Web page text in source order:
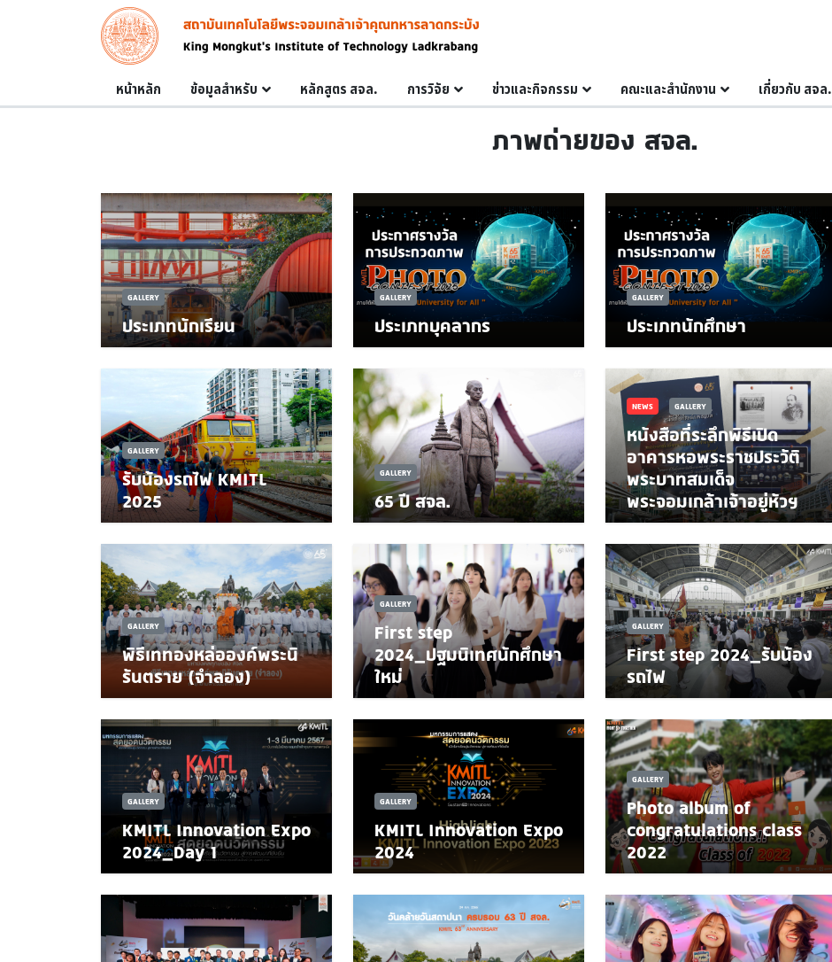
Skip to main content
Image
Main navigation
หน้าหลัก ข้อมูลสำหรับ หลักสูตร สจล. การวิจัย ข่าวและกิจกรรม คณะและสำนักงาน เกี่ยวกับ สจล.
ภาพถ่ายของ สจล.
GALLERY
ประเภทนักเรียน
GALLERY
ประเภทบุคลากร
GALLERY
ประเภทนักศึกษา
GALLERY
รับน้องรถไฟ KMITL
2025
GALLERY
65 ปี สจล.
NEWS GALLERY
หนังสือที่ระลึกพิธีเปิด
อาคารหอพระราชประวัติ
พระบาทสมเด็จ
พระจอมเกล้าเจ้าอยู่หัวฯ
GALLERY
พิธีเททองหล่อองค์พระนิ
รันตราย (จำลอง)
GALLERY
First step
2024_ปฐมนิเทศนักศึกษา
ใหม่
GALLERY
First step 2024_รับน้อง
รถไฟ
GALLERY
KMITL Innovation Expo
2024_Day 1
GALLERY
KMITL Innovation Expo
2024
GALLERY
Photo album of
congratulations class
2022